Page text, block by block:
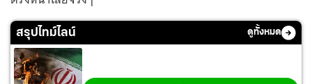
สรุปไทม์ไลน์ ดูทั้งหมด